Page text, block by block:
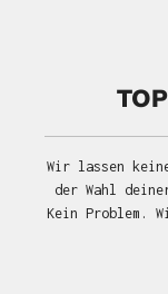
Wir lassen
der Wahl
Kein Problem.